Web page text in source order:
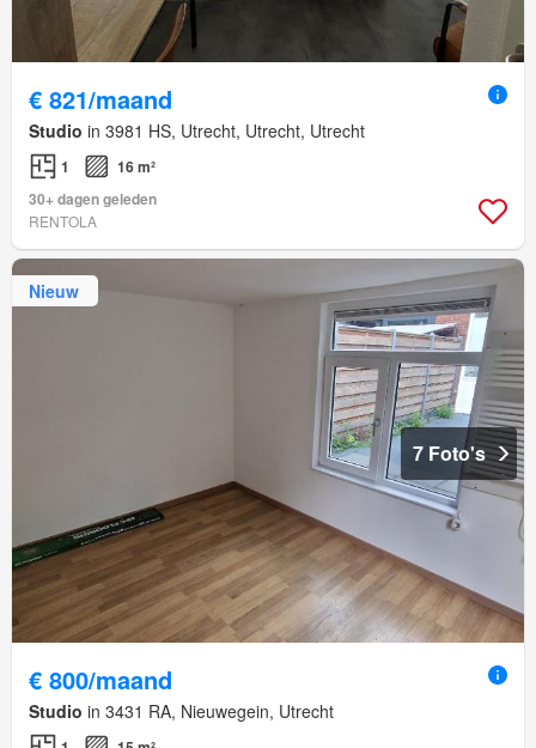
€ 821/maand
Studio in 3981 HS, Utrecht, Utrecht, Utrecht
1
16 m²
30+ dagen geleden
RENTOLA
Nieuw
7 Foto's
€ 800/maand
Studio in 3431 RA, Nieuwegein, Utrecht